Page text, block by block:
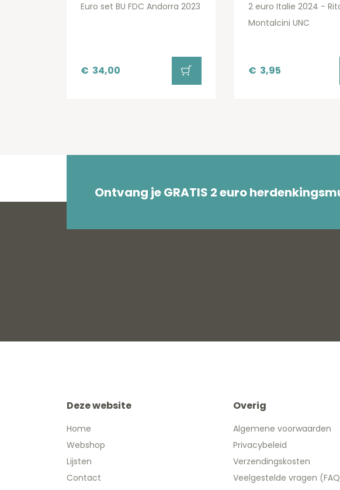
Euro set BU FDC Andorra 2023
€ 34,00
2 euro Italie 2024 -
Montalcini UNC
€ 3,95
Ontvang je GRATIS 2 euro
Deze website
Home
Webshop
Lijsten
Contact
Overig
Algemene voorwaarden
Privacybeleid
Verzendingskosten
Veelgestelde vragen